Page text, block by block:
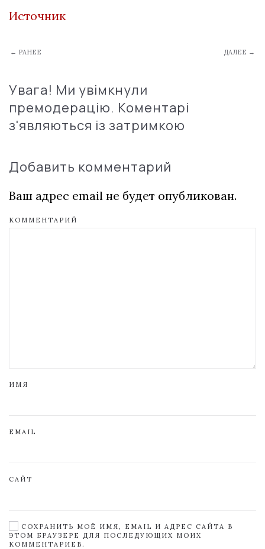
Источник
← РАНЕЕ ДАЛЕЕ →
Увага! Ми увімкнули
премодерацію. Коментарі
з'являються із затримкою
Добавить комментарий
Ваш адрес email не будет опубликован.
КОММЕНТАРИЙ
ИМЯ
EMAIL
САЙТ
СОХРАНИТЬ МОЁ ИМЯ, EMAIL И АДРЕС САЙТА В
ЭТОМ БРАУЗЕРЕ ДЛЯ ПОСЛЕДУЮЩИХ МОИХ
КОММЕНТАРИЕВ.